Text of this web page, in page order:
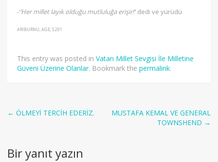
-‘‘Her millet layık olduğu mutluluğa erişir!’‘ dedi ve yürüdü
ARIBURNU, AGE, S:201
This entry was posted in Vatan Millet Sevgisi İle Milletine
Güveni Üzerine Olanlar. Bookmark the permalink.
Post
← ÖLMEYİ TERCİH EDERİZ.
MUSTAFA KEMAL VE GENERAL
TOWNSHEND →
Bir yanıt yazın